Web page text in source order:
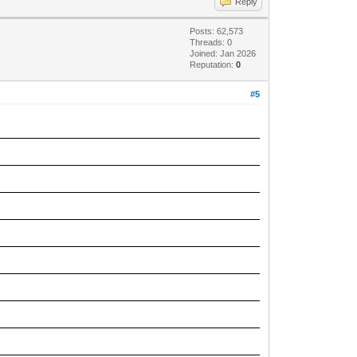
Posts: 62,573
Threads: 0
Joined: Jan 2026
Reputation:0
#5